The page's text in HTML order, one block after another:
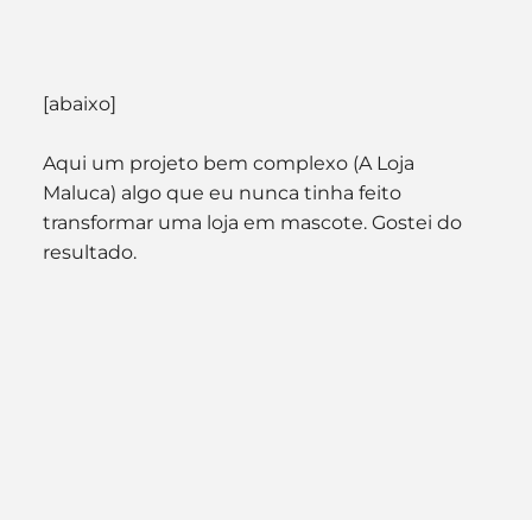
[abaixo]
Aqui um projeto bem complexo (A Loja
Maluca) algo que eu nunca tinha feito
transformar uma loja em mascote. Gostei do
resultado.